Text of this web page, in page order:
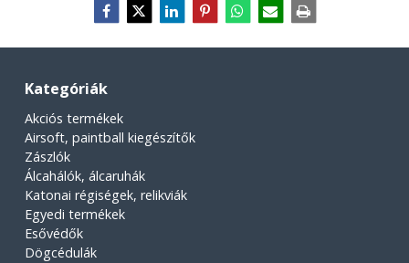
Kategóriák
Akciós termékek
Airsoft, paintball kiegészítők
Zászlók
Álcahálók, álcaruhák
Katonai régiségek, relikviák
Egyedi termékek
Esővédők
Dögcédulák